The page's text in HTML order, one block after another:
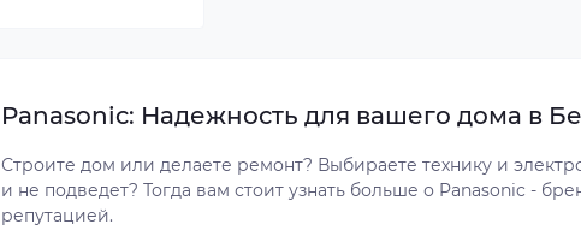
Panasonic: Надежность для вашего дома в
Строите дом или делаете ремонт? Выбираете технику и
и не подведет? Тогда вам стоит узнать больше о Panasonic -
репутацией.